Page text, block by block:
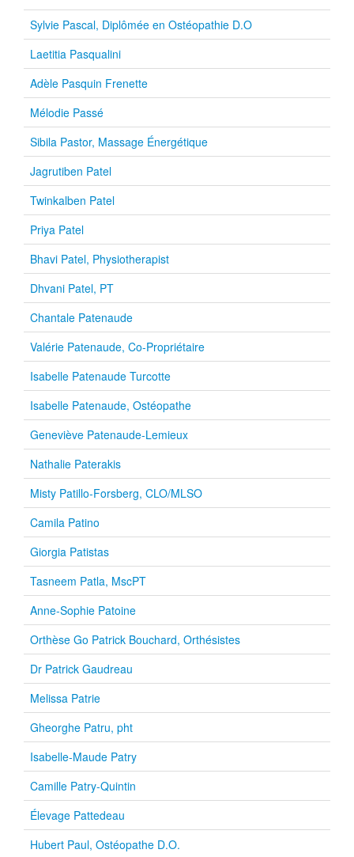
Sylvie Pascal, Diplômée en Ostéopathie D.O
Laetitia Pasqualini
Adèle Pasquin Frenette
Mélodie Passé
Sibila Pastor, Massage Énergétique
Jagrutiben Patel
Twinkalben Patel
Priya Patel
Bhavi Patel, Physiotherapist
Dhvani Patel, PT
Chantale Patenaude
Valérie Patenaude, Co-Propriétaire
Isabelle Patenaude Turcotte
Isabelle Patenaude, Ostéopathe
Geneviève Patenaude-Lemieux
Nathalie Paterakis
Misty Patillo-Forsberg, CLO/MLSO
Camila Patino
Giorgia Patistas
Tasneem Patla, MscPT
Anne-Sophie Patoine
Orthèse Go Patrick Bouchard, Orthésistes
Dr Patrick Gaudreau
Melissa Patrie
Gheorghe Patru, pht
Isabelle-Maude Patry
Camille Patry-Quintin
Élevage Pattedeau
Hubert Paul, Ostéopathe D.O.